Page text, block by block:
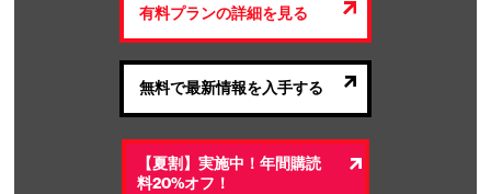
有料プランの詳細を見る
無料で最新情報を入手する
【夏割】実施中！年間購読
料20%オフ！